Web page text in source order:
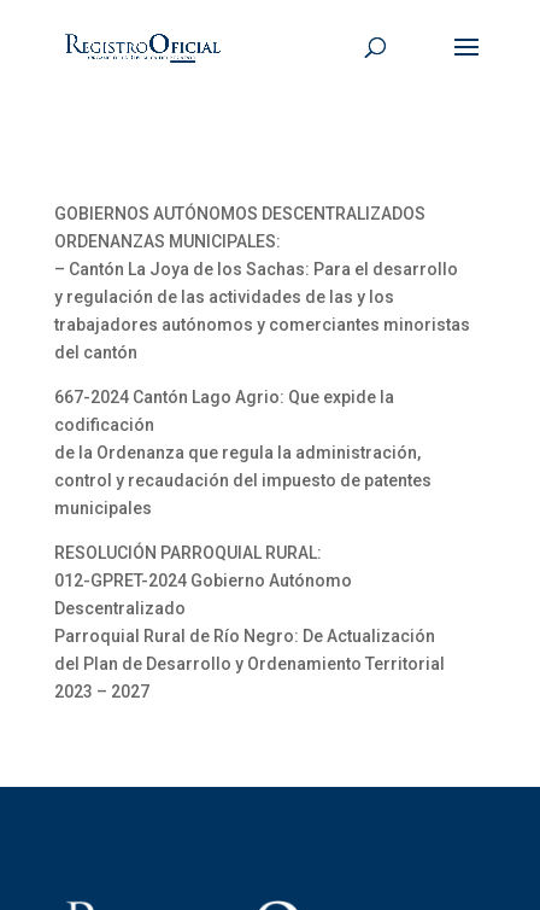
GOBIERNOS AUTÓNOMOS DESCENTRALIZADOS
ORDENANZAS MUNICIPALES:
– Cantón La Joya de los Sachas: Para el desarrollo
y regulación de las actividades de las y los
trabajadores autónomos y comerciantes minoristas
del cantón
667-2024 Cantón Lago Agrio: Que expide la
codificación
de la Ordenanza que regula la administración,
control y recaudación del impuesto de patentes
municipales
RESOLUCIÓN PARROQUIAL RURAL:
012-GPRET-2024 Gobierno Autónomo
Descentralizado
Parroquial Rural de Río Negro: De Actualización
del Plan de Desarrollo y Ordenamiento Territorial
2023 – 2027